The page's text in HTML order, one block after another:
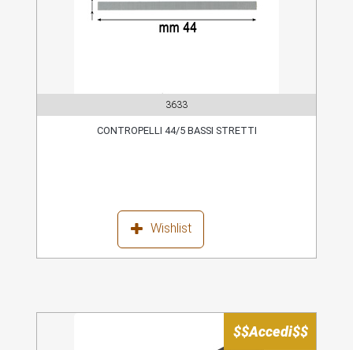
3633
CONTROPELLI 44/5 BASSI STRETTI
Wishlist
$$Accedi$$